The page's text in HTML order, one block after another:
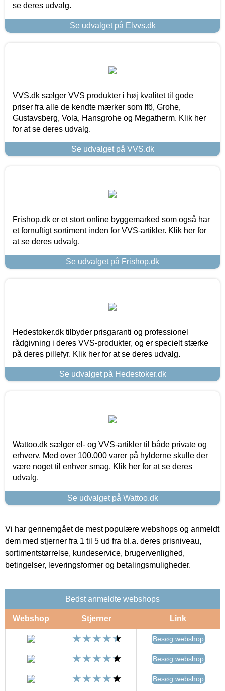
se deres udvalg.
Se udvalget på Elvvs.dk
VVS.dk sælger VVS produkter i høj kvalitet til gode
priser fra alle de kendte mærker som Ifö, Grohe,
Gustavsberg, Vola, Hansgrohe og Megatherm. Klik her
for at se deres udvalg.
Se udvalget på VVS.dk
Frishop.dk er et stort online byggemarked som også har
et fornuftigt sortiment inden for VVS-artikler. Klik her for
at se deres udvalg.
Se udvalget på Frishop.dk
Hedestoker.dk tilbyder prisgaranti og professionel
rådgivning i deres VVS-produkter, og er specielt stærke
på deres pillefyr. Klik her for at se deres udvalg.
Se udvalget på Hedestoker.dk
Wattoo.dk sælger el- og VVS-artikler til både private og
erhverv. Med over 100.000 varer på hylderne skulle der
være noget til enhver smag. Klik her for at se deres
udvalg.
Se udvalget på Wattoo.dk
Vi har gennemgået de mest populære webshops og anmeldt
dem med stjerner fra 1 til 5 ud fra bl.a. deres prisniveau,
sortimentstørrelse, kundeservice, brugervenlighed,
betingelser, leveringsformer og betalingsmuligheder.
Bedst anmeldte webshops
Webshop Stjerner Link
Besøg webshop
Besøg webshop
Besøg webshop